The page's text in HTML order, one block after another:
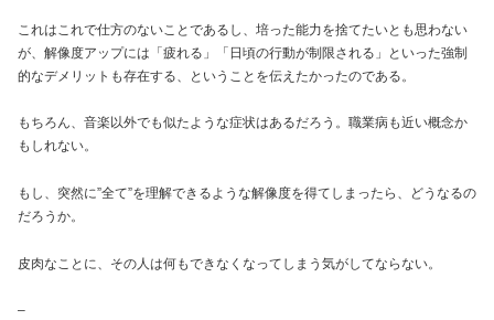
これはこれで仕方のないことであるし、培った能力を捨てたいとも思わない
が、解像度アップには「疲れる」「日頃の行動が制限される」といった強制
的なデメリットも存在する、ということを伝えたかったのである。
もちろん、音楽以外でも似たような症状はあるだろう。職業病も近い概念か
もしれない。
もし、突然に”全て”を理解できるような解像度を得てしまったら、どうなるの
だろうか。
皮肉なことに、その人は何もできなくなってしまう気がしてならない。
–